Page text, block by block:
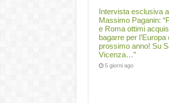
Intervista esclusiva a
Massimo Paganin:
e Roma ottimi
bagarre per l’Europa
prossimo anno! Su
Vicenza…”
5 giorni ago